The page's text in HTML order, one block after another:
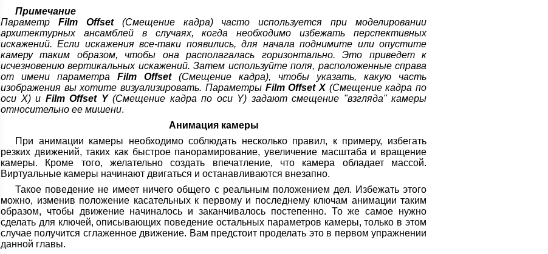
Примечание
Параметр Film Offset(Смещение кадра) часто используется при моделировании
архитектурных ансамблей в случаях, когда необходимо избежать перспективных
искажений. Если искажения все-таки появились, для начала поднимите или опустите
камеру таким образом, чтобы она располагалась горизонтально. Это приведет к
исчезновению вертикальных искажений. Затем используйте поля, расположенные справа
от имени параметра Film Offset(Смещение кадра), чтобы указать, какую часть
изображения вы хотите визуализировать. Параметры Film Offset X(Смещение кадра по
оси X) и Film Offset Y(Смещение кадра по оси Y) задают смещение "взгляда" камеры
относительно ее мишени.
Анимация камеры
При анимации камеры необходимо соблюдать несколько правил, к примеру, избегать
резких движений, таких как быстрое панорамирование, увеличение масштаба и вращение
камеры. Кроме того, желательно создать впечатление, что камера обладает массой.
Виртуальные камеры начинают двигаться и останавливаются внезапно.
Такое поведение не имеет ничего общего с реальным положением дел. Избежать этого
можно, изменив положение касательных к первому и последнему ключам анимации таким
образом, чтобы движение начиналось и заканчивалось постепенно. То же самое нужно
сделать для ключей, описывающих поведение остальных параметров камеры, только в этом
случае получится сглаженное движение. Вам предстоит проделать это в первом упражнении
данной главы.